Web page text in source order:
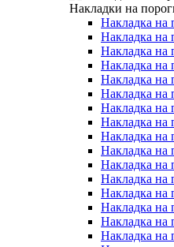
Накладки на
Накладка на
Накладка на
Накладка на
Накладка на
Накладка на
Накладка на
Накладка на
Накладка на
Накладка на
Накладка на
Накладка на
Накладка на
Накладка на
Накладка на
Накладка на
Накладка на